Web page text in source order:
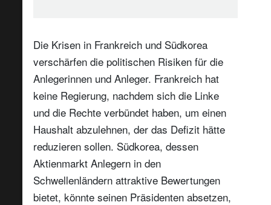
Die Krisen in Frankreich und Südkorea
verschärfen die politischen Risiken für die
Anlegerinnen und Anleger. Frankreich hat
keine Regierung, nachdem sich die Linke
und die Rechte verbündet haben, um einen
Haushalt abzulehnen, der das Defizit hätte
reduzieren sollen. Südkorea, dessen
Aktienmarkt Anlegern in den
Schwellenländern attraktive Bewertungen
bietet, könnte seinen Präsidenten absetzen,